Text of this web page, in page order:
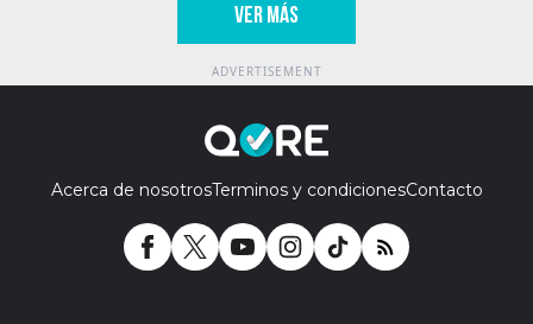
VER MÁS
Acerca de nosotrosTerminos y condicionesContacto